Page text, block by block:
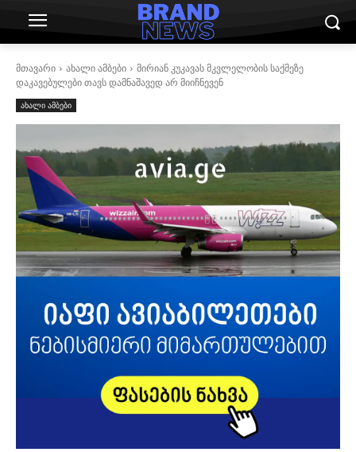
მთავარი ახალი ამბები
მირიან კუკავას მკვლელობის საქმეზე
დაკავებულები თავს დამნაშავედ არ მიიჩნევენ
ახალი ამბები